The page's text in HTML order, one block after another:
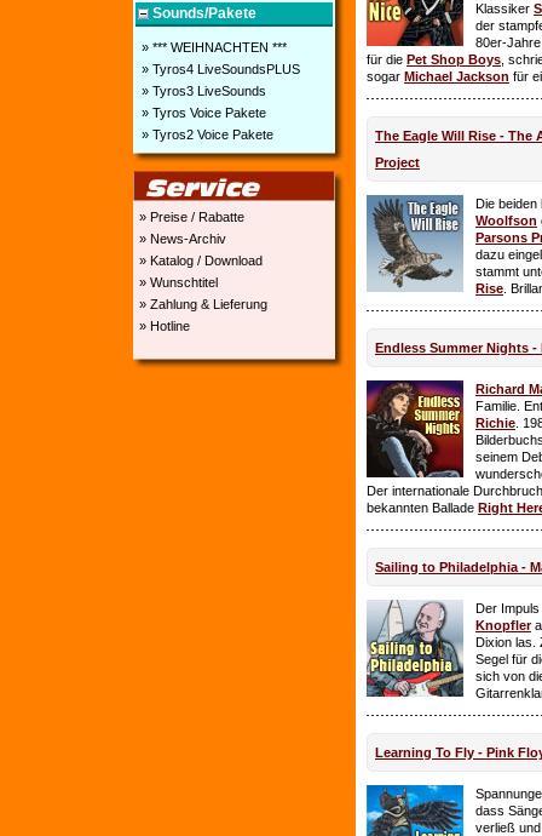
Sounds/Pakete
» *** WEIHNACHTEN ***
» Tyros4 LiveSoundsPLUS
» Tyros3 LiveSounds
» Tyros Voice Pakete
» Tyros2 Voice Pakete
» Preise / Rabatte
» News-Archiv
» Katalog / Download
» Wunschtitel
» Zahlung & Lieferung
» Hotline
Klassiker
der
80er-
für die Pet Shop Boys ,
sogar Michael Jackson für
The Eagle Will Rise - The
Project
Die beiden
Woolfson
Parsons
dazu
stammt
Rise .
Endless Summer Nights -
Richard
Familie.
Richie .
seinem
Der internationale
bekannten Ballade Right
Sailing to Philadelphia -
Der
Knopfler
Dixion las.
Segel für
sich von
Learning To Fly - Pink
dass
verließ